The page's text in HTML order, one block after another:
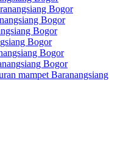
Bogor
Bogor
Bogor
Bogor
Bogor
Bogor
mampet Baranangsiang